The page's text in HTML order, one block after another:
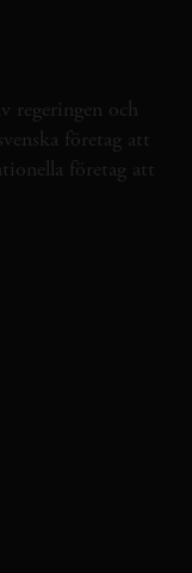
regeringen och
företag att
företag att